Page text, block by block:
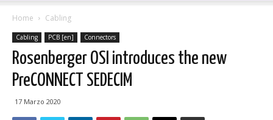
Home Cabling
Cabling PCB [en] Connectors
Rosenberger OSI introduces the new
PreCONNECT SEDECIM
17 Marzo 2020